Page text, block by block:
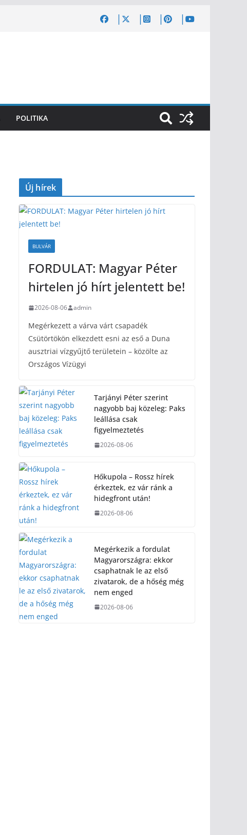
POLITIKA
Új hírek
BULVÁR
FORDULAT: Magyar Péter
hirtelen jó hírt jelentett be!
2026-08-06 admin
Megérkezett a várva várt csapadék
Csütörtökön elkezdett esni az eső a Duna
ausztriai vízgyűjtő területein – közölte az
Országos Vízügyi
Tarjányi Péter szerint
nagyobb baj közeleg: Paks
leállása csak
figyelmeztetés
2026-08-06
Hőkupola – Rossz hírek
érkeztek, ez vár ránk a
hidegfront után!
2026-08-06
Megérkezik a fordulat
Magyarországra: ekkor
csaphatnak le az első
zivatarok, de a hőség még
nem enged
2026-08-06